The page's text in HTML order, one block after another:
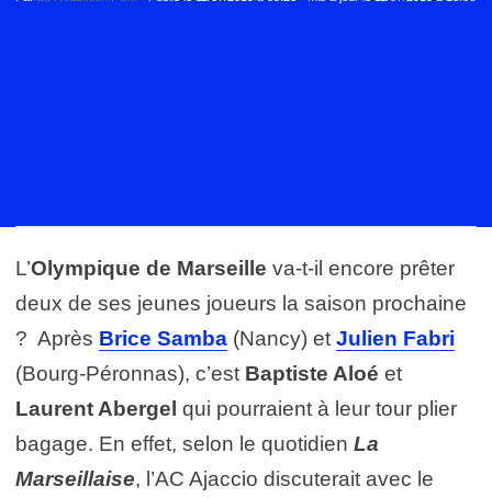
L’Olympique de Marseille va-t-il encore prêter
deux de ses jeunes joueurs la saison prochaine
? Après Brice Samba (Nancy) et Julien Fabri
(Bourg-Péronnas), c’est Baptiste Aloé et
Laurent Abergel qui pourraient à leur tour plier
bagage. En effet, selon le quotidien La
Marseillaise, l’AC Ajaccio discuterait avec le